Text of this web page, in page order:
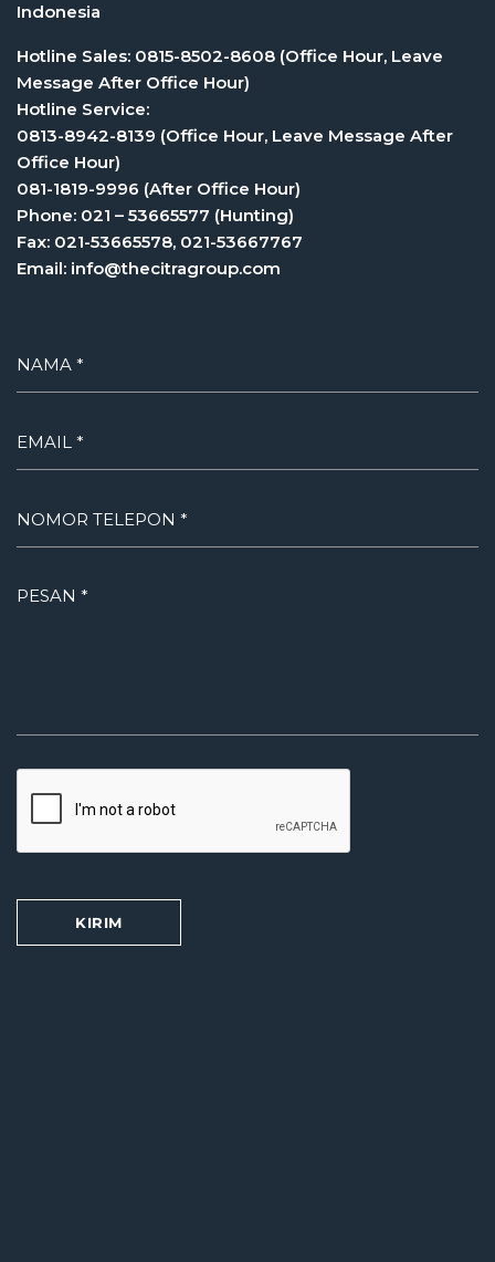
Indonesia
Hotline Sales: 0815-8502-8608 (Office Hour, Leave
Message After Office Hour)
Hotline Service:
0813-8942-8139 (Office Hour, Leave Message After
Office Hour)
081-1819-9996 (After Office Hour)
Phone: 021 – 53665577 (Hunting)
Fax: 021-53665578, 021-53667767
Email: info@thecitragroup.com